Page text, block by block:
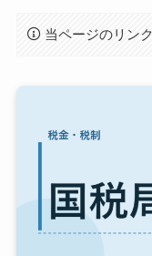
当ページのリン